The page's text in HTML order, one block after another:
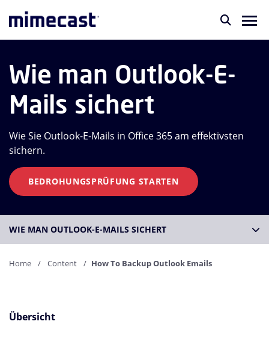
Wie man Outlook-E-
Mails sichert
Wie Sie Outlook-E-Mails in Office 365 am effektivsten
sichern.
BEDROHUNGSPRÜFUNG STARTEN
WIE MAN OUTLOOK-E-MAILS SICHERT
Home Content How To Backup Outlook Emails
Übersicht